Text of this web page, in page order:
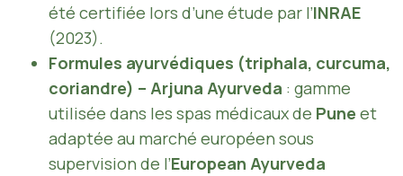
été certifiée lors d’une étude par l’INRAE
(2023).
Formules ayurvédiques (triphala, curcuma,
coriandre) – Arjuna Ayurveda : gamme
utilisée dans les spas médicaux de Pune et
adaptée au marché européen sous
supervision de l’European Ayurveda